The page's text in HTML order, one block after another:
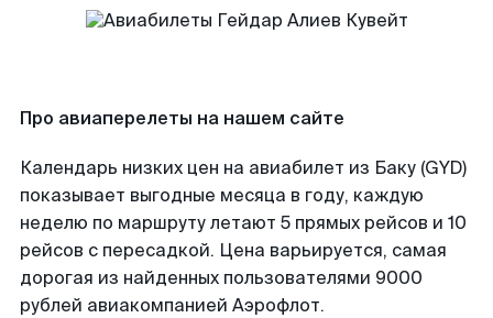
Про авиаперелеты на нашем сайте
Календарь низких цен на авиабилет из Баку (GYD)
показывает выгодные месяца в году, каждую
неделю по маршруту летают 5 прямых рейсов и 10
рейсов с пересадкой. Цена варьируется, самая
дорогая из найденных пользователями 9000
рублей авиакомпанией Аэрофлот.